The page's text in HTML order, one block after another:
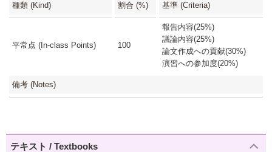
種類 (Kind) 割合 (%) 基準 (Criteria)
平常点 (In-class Points) 100
報告内容(25%)
議論内容(25%)
論文作成への貢献(30%)
演習への参加度(20%)
備考 (Notes)
テキスト / Textbooks